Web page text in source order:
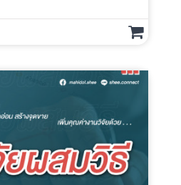
ณ์ผู้ใช้ - Media